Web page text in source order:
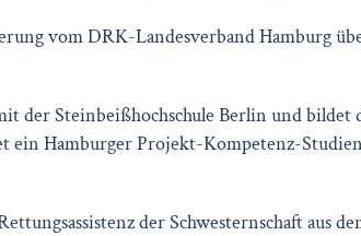
vom DRK-Landesverband Hamburg
der Steinbeißhochschule Berlin und bildet
ein Hamburger Projekt-Kompetenz-
der Schwesternschaft aus